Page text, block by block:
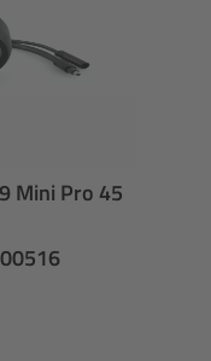
Mini Pro 45